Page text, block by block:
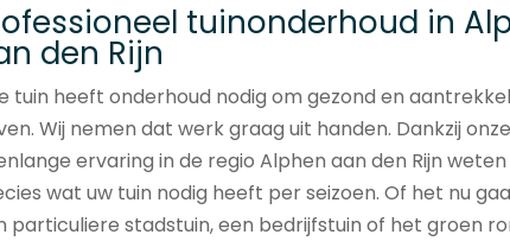
tuinonderhoud in
den Rijn
tuin heeft onderhoud nodig om gezond en
Wij nemen dat werk graag uit handen. Dankzij onze
ervaring in de regio Alphen aan den Rijn weten
wat uw tuin nodig heeft per seizoen. Of het nu
particuliere stadstuin, een bedrijfstuin of het groen